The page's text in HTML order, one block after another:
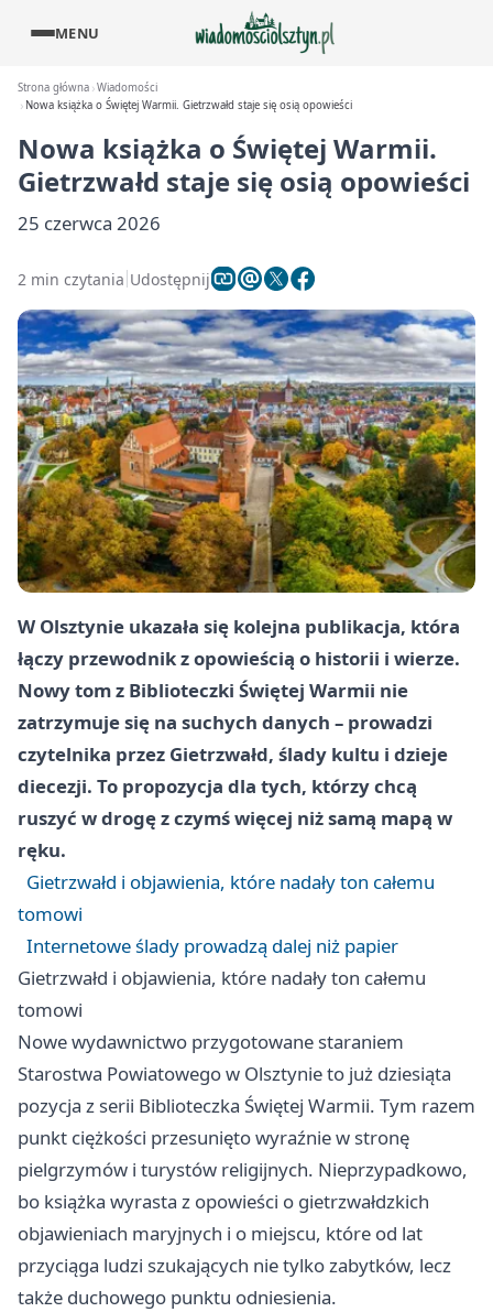
MENU
Strona główna Wiadomości
Nowa książka o Świętej Warmii. Gietrzwałd staje się osią opowieści
Nowa książka o Świętej Warmii.
Gietrzwałd staje się osią opowieści
25 czerwca 2026
2 min czytania Udostępnij
W Olsztynie ukazała się kolejna publikacja, która
łączy przewodnik z opowieścią o historii i wierze.
Nowy tom z Biblioteczki Świętej Warmii nie
zatrzymuje się na suchych danych – prowadzi
czytelnika przez Gietrzwałd, ślady kultu i dzieje
diecezji. To propozycja dla tych, którzy chcą
ruszyć w drogę z czymś więcej niż samą mapą w
ręku.
Gietrzwałd i objawienia, które nadały ton całemu
tomowi
Internetowe ślady prowadzą dalej niż papier
Gietrzwałd i objawienia, które nadały ton całemu
tomowi
Nowe wydawnictwo przygotowane staraniem
Starostwa Powiatowego w Olsztynie to już dziesiąta
pozycja z serii Biblioteczka Świętej Warmii. Tym razem
punkt ciężkości przesunięto wyraźnie w stronę
pielgrzymów i turystów religijnych. Nieprzypadkowo,
bo książka wyrasta z opowieści o gietrzwałdzkich
objawieniach maryjnych i o miejscu, które od lat
przyciąga ludzi szukających nie tylko zabytków, lecz
także duchowego punktu odniesienia.